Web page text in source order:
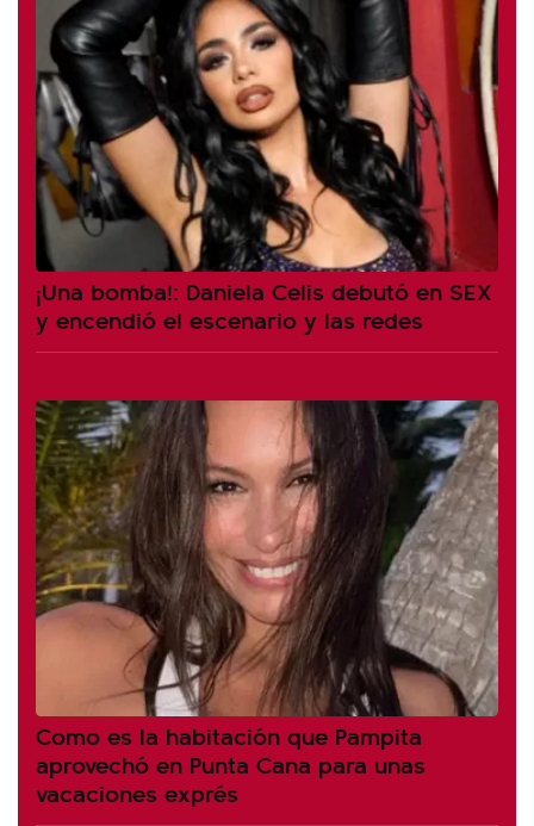
¡Una bomba!: Daniela Celis debutó en SEX
y encendió el escenario y las redes
Como es la habitación que Pampita
aprovechó en Punta Cana para unas
vacaciones exprés